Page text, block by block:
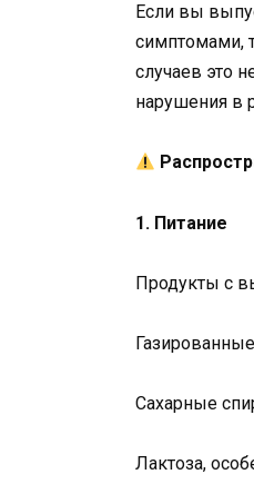
Если вы
симптомами,
случаев это
нарушения в
1. Питание
Продукты с
Сахарные
Лактоза,